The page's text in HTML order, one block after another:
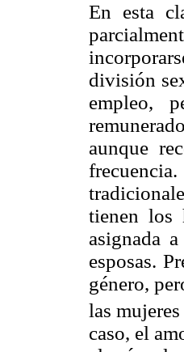
En esta
división
empleo,
aunque
tienen los
asignada
esposas.
género,
las
caso, el